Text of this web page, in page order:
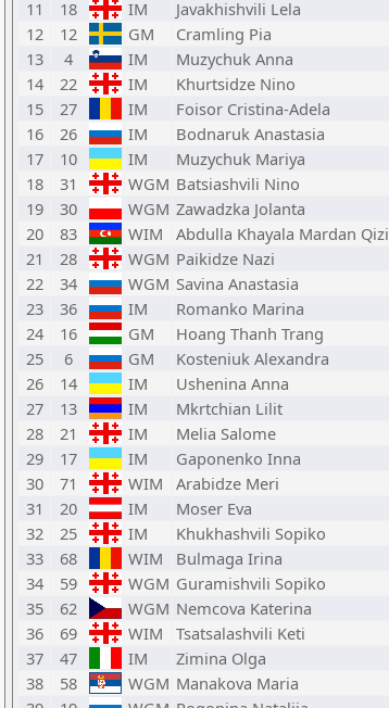
11
18 IM Javakhishvili Lela
12
12 GM Cramling Pia
13
4 IM Muzychuk Anna
14
22 IM Khurtsidze Nino
15
27 IM Foisor Cristina-Adela
16
26 IM Bodnaruk Anastasia
17
10 IM Muzychuk Mariya
18
31 WGM Batsiashvili Nino
19
30 WGM Zawadzka Jolanta
20
83 WIM Abdulla Khayala Mardan Qizi
21
28 WGM Paikidze Nazi
22
34 WGM Savina Anastasia
23
36 IM Romanko Marina
24
16 GM Hoang Thanh Trang
25
6 GM Kosteniuk Alexandra
26
14 IM Ushenina Anna
27
13 IM Mkrtchian Lilit
28
21 IM Melia Salome
29
17 IM Gaponenko Inna
30
71 WIM Arabidze Meri
31
20 IM Moser Eva
32
25 IM Khukhashvili Sopiko
33
68 WIM Bulmaga Irina
34
59 WGM Guramishvili Sopiko
35
62 WGM Nemcova Katerina
36
69 WIM Tsatsalashvili Keti
37
47 IM Zimina Olga
38
58 WGM Manakova Maria